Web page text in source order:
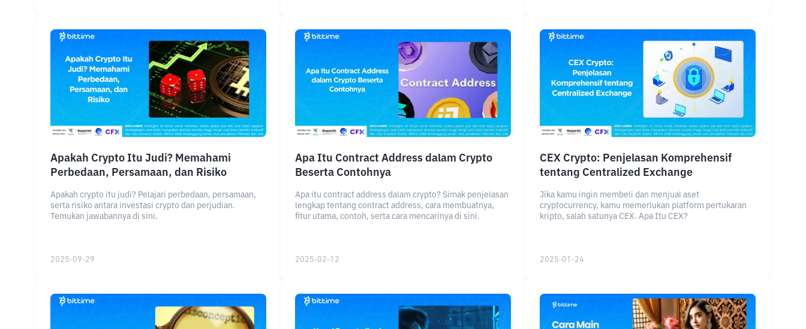
Apakah Crypto Itu Judi? Memahami
Perbedaan, Persamaan, dan Risiko
Apakah crypto itu judi? Pelajari perbedaan, persamaan,
serta risiko antara investasi crypto dan perjudian.
Temukan jawabannya di sini.
2025-09-29
Apa Itu Contract Address dalam Crypto
Beserta Contohnya
Apa itu contract address dalam crypto? Simak penjelasan
lengkap tentang contract address, cara membuatnya,
fitur utama, contoh, serta cara mencarinya di sini.
2025-02-12
CEX Crypto: Penjelasan Komprehensif
tentang Centralized Exchange
Jika kamu ingin membeli dan menjual aset
cryptocurrency, kamu memerlukan platform pertukaran
kripto, salah satunya CEX. Apa Itu CEX?
2025-01-24